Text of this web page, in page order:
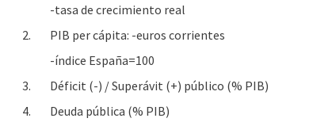
-tasa de crecimiento real
2.
PIB per cápita: -euros corrientes
-índice España=100
3.
Déficit (-) / Superávit (+) público (% PIB)
4.
Deuda pública (% PIB)